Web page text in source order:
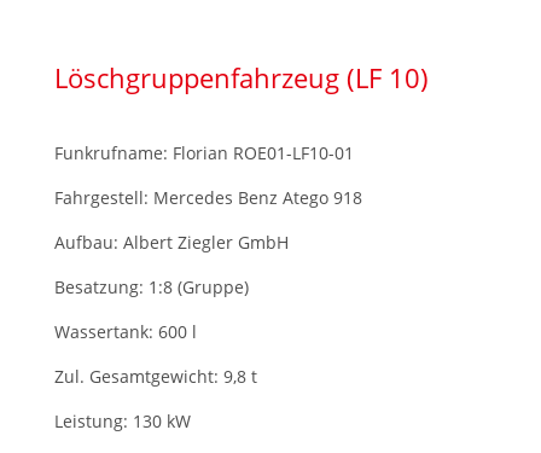
Löschgruppenfahrzeug (LF 10)
Funkrufname: Florian ROE01-LF10-01
Fahrgestell: Mercedes Benz Atego 918
Aufbau: Albert Ziegler GmbH
Besatzung: 1:8 (Gruppe)
Wassertank: 600 l
Zul. Gesamtgewicht: 9,8 t
Leistung: 130 kW